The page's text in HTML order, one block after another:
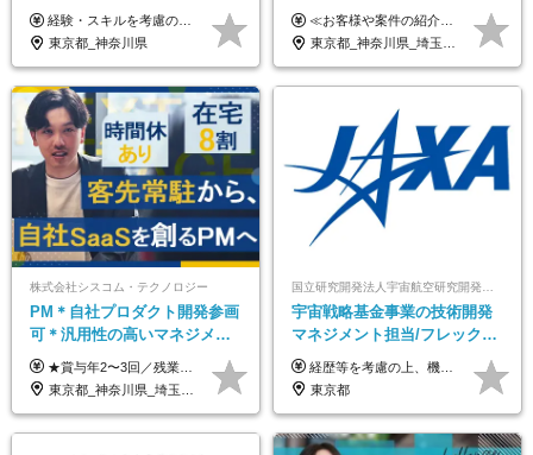
経験・スキルを考慮の上、決定します。
東京都_神奈川県
SIerへの変革期をリード＆自
社サービス
≪お客様や案件の紹介によりインセンティブを支給！≫ 月給40万円以上＋賞与年2回＋インセンティブ ◎経験やスキルを考慮の上、優遇します ◎上記月給は固定残業代月45時間分(月額9万1040円以上)を含みます。超過した場合は全額追加支給します ◎試用期間3カ月あり(給与や福利厚生等は同じです) ＜年収例＞ 36歳／PL（元SE）／580万円 / 官公庁向けWebシステム開発 ※メンバーから2年でPLへ昇格 41歳／SL／616万円 / メーカー向けWebサイト開発 46歳／PL／742万円 / 金融情報連携システム開発 52歳 / PM / 952万円 / 信販システムの再構築 55歳 / PM / 910万円 / 製造業向け基盤構築開発
東京都_神奈川県_埼玉県_千葉県_大阪府_愛知県_北海道_青森県_岩手県_宮城県_秋田県_山形県_福島県_茨城県_栃木県_群馬県_新潟県_山梨県_長野県_富山県_石川県_福井県_静岡県_岐阜県_三重県_兵庫県_京都府_滋賀県_奈良県_和歌山県_広島県_岡山県_鳥取県_島根県_山口県_徳島県_香川県_愛媛県_高知県_福岡県_熊本県_佐賀県_長崎県_大分県_宮崎県_鹿児島県_沖縄県
株式会社シスコム・テクノロジー
PM＊自社プロダクト開発参画
可＊汎用性の高いマネジメン
トスキル＊年収1000万以上可
★賞与年2〜3回／残業代全額支給／子ども手当（月1万円）／誕生日手当（年1回1万円）★ ＜初年度の想定年収:600万円～800万円＞ 月給50万7000円～70万4000円＋賞与年2回＋決算賞与 ※経験・能力を考慮のうえ決定します。 ※専門性を高めながらチームを牽引する「プロジェクト推進力」を高く評価し、給与へダイレクトに反映します。 ※試用期間6ヶ月（待遇変動なし） 年収800万円以上も⽬指せます。 経験・スキル・前職給与を最大限に考慮し、 ご納得いただける条件を提示します。 【賞与】 年2〜3回支給（7月・12月＋業績により決算賞与） 当社では、目の前の案件による固定報酬だけが評価の全てではありません。 メンバー育成、現場でのポジション拡大、 ナレッジの共有、そして組織づくりへの参画など、 「会社への貢献度（ビジネスプロセス）」 を昇給・賞与へダイレクトに反映しています。 専門性を高める「技術」と、チームを前進させる「プロジェクト推進」。 この両輪を回すことで、確かなスキル成長と年収アップを同時に実現できる環境です。
東京都_神奈川県_埼玉県_千葉県
宇宙戦略基金事業の技術開発
マネジメント担当/フレックス
制/リモート活用/異業種出身者
歓迎/国家プロジェクト
経歴等を考慮の上、機構の規定により決定します。 ＜大学卒業後、正規社員として民間企業に3年勤務した場合＞ ・月給30万円以上 ・年収470万円以上 年収概算を試算する場合は以下をご確認ください。 https://www.jaxa.jp/about/employ/trial_j.html ■昇給年1回、賞与年2回 ■諸手当（住居手当、通勤手当他） ■退職金制度あり ※年収470万円～ ※超過勤務分は別途支給します。 ※6ヶ月の試用期間あり。その間の待遇・給与に差異はありません。
東京都